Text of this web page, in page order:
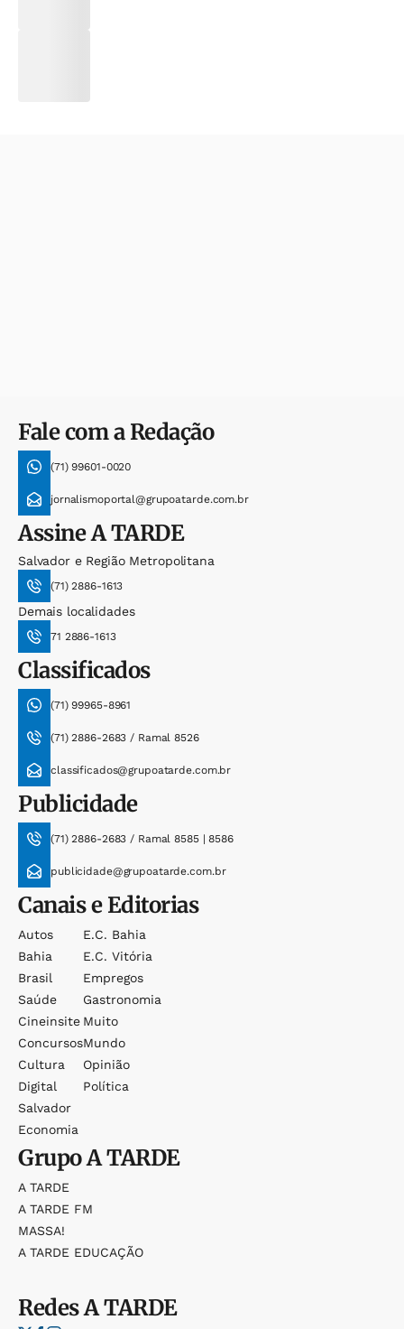
Fale com a Redação
(71) 99601-0020
jornalismoportal@grupoatarde.com.br
AssineA TARDE
Salvador e Região Metropolitana
(71) 2886-1613
Demais localidades
71 2886-1613
Classificados
(71) 99965-8961
(71) 2886-2683 / Ramal 8526
classificados@grupoatarde.com.br
Publicidade
(71) 2886-2683 / Ramal 8585 | 8586
publicidade@grupoatarde.com.br
Canais e Editorias
Autos
Bahia
Brasil
Saúde
Cineinsite
Concursos
Cultura
Digital
Salvador
Economia
E.c. Bahia
E.c. Vitória
Empregos
Gastronomia
Muito
Mundo
Opinião
Política
GrupoA TARDE
A TARDE
A TARDE FM
MASSA!
A TARDE EDUCAÇÃO
RedesA TARDE